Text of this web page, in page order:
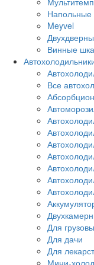
Meyvel
Винные
Все
Для
Для дачи
Для